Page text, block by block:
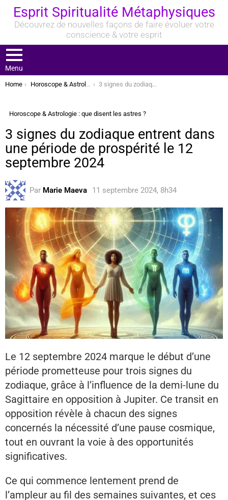
Esprit Spiritualité Métaphysiques
Découvrez de nouvelles façons de faire évoluer votre
conscience & votre esprit
Menu
You are here:
Home Horoscope & Astrologie : que disent les astres ? 3 signes du zodiaque entrent dans une période de prospérité le 12 septembre 2024
Horoscope & Astrologie : que disent les astres ?
3 signes du zodiaque entrent dans
une période de prospérité le 12
septembre 2024
Par Marie Maeva 11 septembre 2024, 8h34
Le 12 septembre 2024 marque le début d’une
période prometteuse pour trois signes du
zodiaque, grâce à l’influence de la demi-lune du
Sagittaire en opposition à Jupiter. Ce transit en
opposition révèle à chacun des signes
concernés la nécessité d’une pause cosmique,
tout en ouvrant la voie à des opportunités
significatives.
Ce qui commence lentement prend de
l’ampleur au fil des semaines suivantes, et ces